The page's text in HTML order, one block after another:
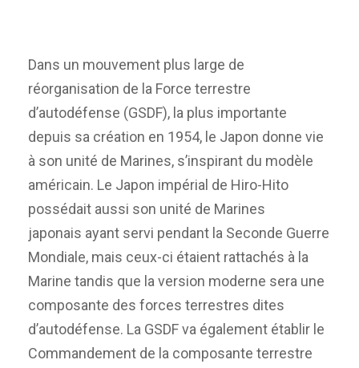
Dans un mouvement plus large de
réorganisation de la Force terrestre
d’autodéfense (GSDF), la plus importante
depuis sa création en 1954, le Japon donne vie
à son unité de Marines, s’inspirant du modèle
américain. Le Japon impérial de Hiro-Hito
possédait aussi son unité de Marines
japonais ayant servi pendant la Seconde Guerre
Mondiale, mais ceux-ci étaient rattachés à la
Marine tandis que la version moderne sera une
composante des forces terrestres dites
d’autodéfense. La GSDF va également établir le
Commandement de la composante terrestre